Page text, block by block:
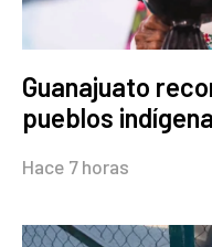
Guanajuato
pueblos
Hace 7 horas